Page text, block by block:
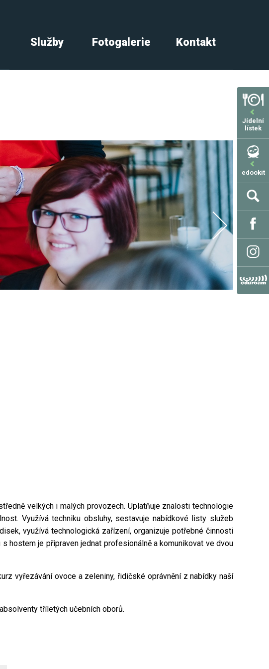
Jídelní
lístek
edookit
Služby Fotogalerie Kontakt
velkých i malých provozech. Uplatňuje znalosti technologie
Využívá techniku obsluhy, sestavuje nabídkové listy služeb
využívá technologická zařízení, organizuje potřebné činnosti
hostem je připraven jednat profesionálně a komunikovat ve dvou
vyřezávání ovoce a zeleniny, řidičské oprávnění z nabídky naší
tříletých učebních oborů.